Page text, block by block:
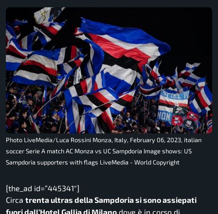
Photo LiveMedia/Luca Rossini Monza, Italy, February 06, 2023, italian
soccer Serie A match AC Monza vs UC Sampdoria Image shows: US
Sampdoria supporters with flags LiveMedia - World Copyright
[the_ad id=”445341″]
Circa trenta ultras della Sampdoria si sono assiepati
fuori dall’Hotel Gallia di Milano dove è in corso di